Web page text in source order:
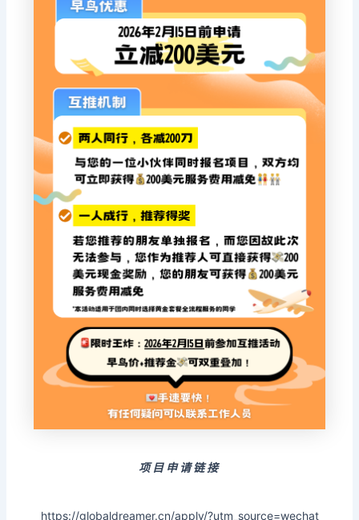
项目申请链接
https://globaldreamer.cn/apply/?utm_source=wechat